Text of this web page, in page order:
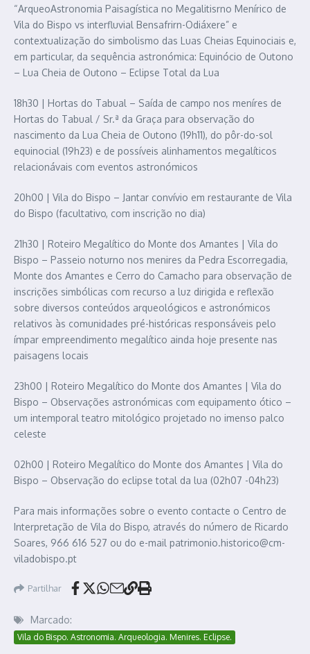
“ArqueoAstronomia Paisagística no Megalitisrno Menírico de
Vila do Bispo vs interfluvial Bensafrirn-Odiáxere” e
contextualização do simbolismo das Luas Cheias Equinociais e,
em particular, da sequência astronómica: Equinócio de Outono
– Lua Cheia de Outono – Eclipse Total da Lua
18h30 | Hortas do Tabual – Saída de campo nos meníres de
Hortas do Tabual / Sr.ª da Graça para observação do
nascimento da Lua Cheia de Outono (19h11), do pôr-do-sol
equinocial (19h23) e de possíveis alinhamentos megalíticos
relacionávais com eventos astronómicos
20h00 | Vila do Bispo – Jantar convívio em restaurante de Vila
do Bispo (facultativo, com inscrição no dia)
21h30 | Roteiro Megalítico do Monte dos Amantes | Vila do
Bispo – Passeio noturno nos menires da Pedra Escorregadia,
Monte dos Amantes e Cerro do Camacho para observação de
inscrições simbólicas com recurso a luz dirigida e reflexão
sobre diversos conteúdos arqueológicos e astronómicos
relativos às comunidades pré-históricas responsáveis pelo
ímpar empreendimento megalítico ainda hoje presente nas
paisagens locais
23h00 | Roteiro Megalítico do Monte dos Amantes | Vila do
Bispo – Observações astronómicas com equipamento ótico –
um intemporal teatro mitológico projetado no imenso palco
celeste
02h00 | Roteiro Megalítico do Monte dos Amantes | Vila do
Bispo – Observação do eclipse total da lua (02h07 -04h23)
Para mais informações sobre o evento contacte o Centro de
Interpretação de Vila do Bispo, através do número de Ricardo
Soares, 966 616 527 ou do e-mail patrimonio.historico@cm-
viladobispo.pt
Partilhar
Marcado:
Vila do Bispo. Astronomia. Arqueologia. Menires. Eclipse.